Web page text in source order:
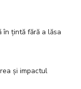
în țintă fără a lăsa
și impactul